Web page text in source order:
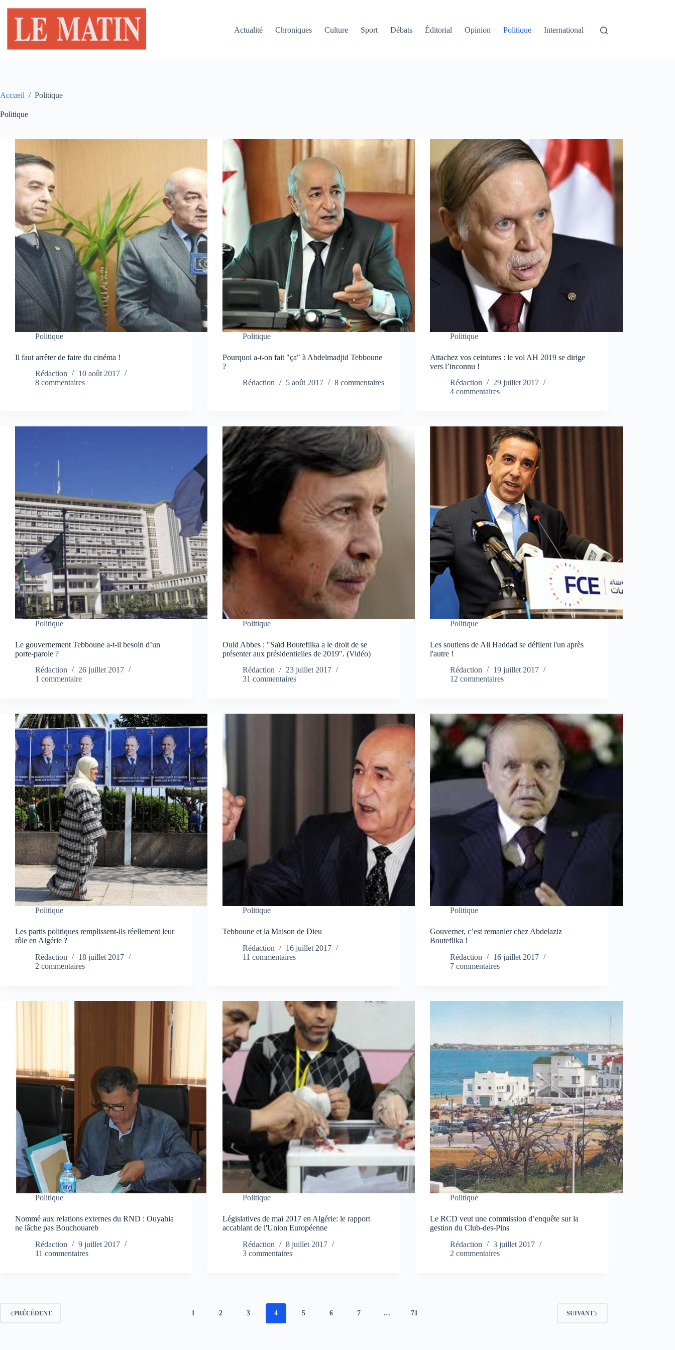
contenu
Actualité
Chroniques Culture Sport Débats Éditorial Opinion Politique International
Accueil / Politique
Politique
Politique
Il faut arrêter de faire du cinéma !
Rédaction
10 août 2017
8 commentaires
Politique
Pourquoi a-t-on fait "ça" à Abdelmadjid Tebboune
?
Rédaction
5 août 2017 8 commentaires
Politique
Attachez vos ceintures : le vol AH 2019 se dirige
vers l’inconnu !
Rédaction
29 juillet 2017
4 commentaires
Politique
Le gouvernement Tebboune a-t-il besoin d’un
porte-parole ?
Rédaction
26 juillet 2017
1 commentaire
Politique
Ould Abbes : "Saïd Bouteflika a le droit de se
présenter aux présidentielles de 2019". (Vidéo)
Rédaction
23 juillet 2017
31 commentaires
Politique
Les soutiens de Ali Haddad se défilent l'un après
l'autre !
Rédaction
19 juillet 2017
12 commentaires
Politique
Les partis politiques remplissent-ils réellement leur
rôle en Algérie ?
Rédaction
18 juillet 2017
2 commentaires
Politique
Tebboune et la Maison de Dieu
Rédaction
16 juillet 2017
11 commentaires
Politique
Gouverner, c’est remanier chez Abdelaziz
Bouteflika !
Rédaction
16 juillet 2017
7 commentaires
Politique
Nommé aux relations externes du RND : Ouyahia
ne lâche pas Bouchouareb
Rédaction
9 juillet 2017
11 commentaires
Politique
Législatives de mai 2017 en Algérie: le rapport
accablant de l'Union Européenne
Rédaction
8 juillet 2017
3 commentaires
Politique
Le RCD veut une commission d’enquête sur la
gestion du Club-des-Pins
Rédaction
3 juillet 2017
2 commentaires
PRÉCÉDENT 1 2 3 4 5 6 7 … 71 SUIVANT